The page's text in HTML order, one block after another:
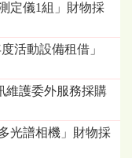
定儀1組」財物採
活動設備租借」
維護委外服務採購
光譜相機」財物採